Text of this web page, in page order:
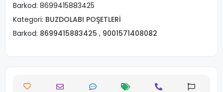
Barkod: 8699415883425
Kategori: BUZDOLABI POŞETLERİ
Barkod: 8699415883425 , 9001571408082